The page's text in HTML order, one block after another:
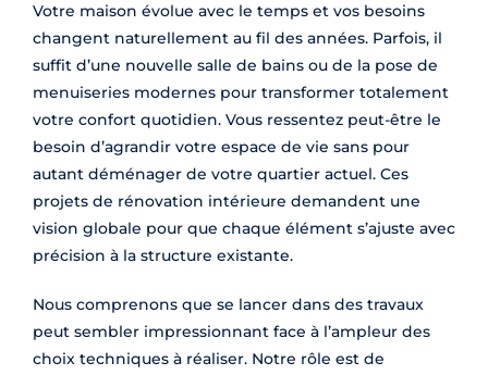
Votre maison évolue avec le temps et vos besoins
changent naturellement au fil des années. Parfois, il
suffit d’une nouvelle salle de bains ou de la pose de
menuiseries modernes pour transformer totalement
votre confort quotidien. Vous ressentez peut-être le
besoin d’agrandir votre espace de vie sans pour
autant déménager de votre quartier actuel. Ces
projets de rénovation intérieure demandent une
vision globale pour que chaque élément s’ajuste avec
précision à la structure existante.
Nous comprenons que se lancer dans des travaux
peut sembler impressionnant face à l’ampleur des
choix techniques à réaliser. Notre rôle est de